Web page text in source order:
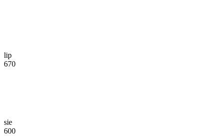
lip
670
sie
600